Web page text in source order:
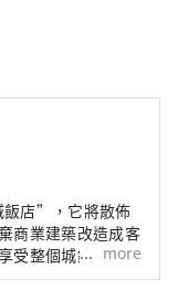
飯店”，它將散佈
商業建築改造成客
受整個城鎮，並在
more